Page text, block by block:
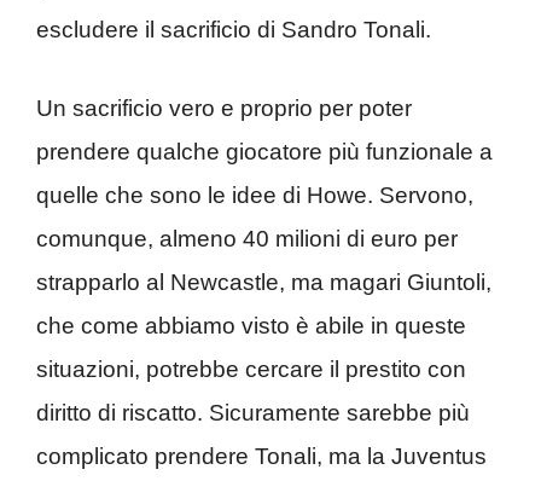
escludere il sacrificio di Sandro Tonali.
Un sacrificio vero e proprio per poter
prendere qualche giocatore più funzionale a
quelle che sono le idee di Howe. Servono,
comunque, almeno 40 milioni di euro per
strapparlo al Newcastle, ma magari Giuntoli,
che come abbiamo visto è abile in queste
situazioni, potrebbe cercare il prestito con
diritto di riscatto. Sicuramente sarebbe più
complicato prendere Tonali, ma la Juventus